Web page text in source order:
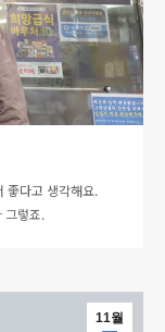
좋다고 생각해요.
그렇죠.
11월